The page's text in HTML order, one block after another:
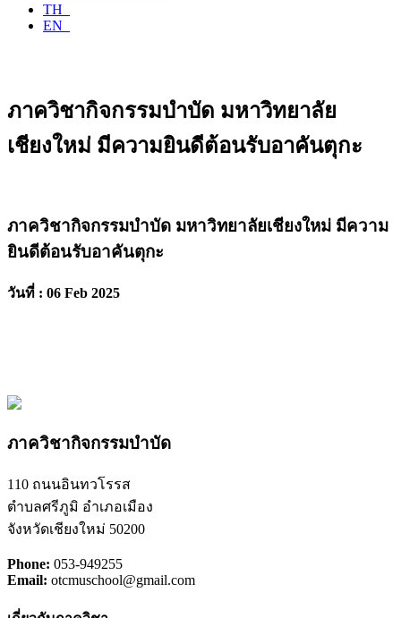
TH
EN
ภาควิชากิจกรรมบำบัด มหาวิทยาลัย
เชียงใหม่ มีความยินดีต้อนรับอาคันตุกะ
ภาควิชากิจกรรมบำบัด มหาวิทยาลัยเชียงใหม่ มีความ
ยินดีต้อนรับอาคันตุกะ
วันที่ : 06 Feb 2025
ภาควิชากิจกรรมบำบัด
110 ถนนอินทวโรรส
ตำบลศรีภูมิ อำเภอเมือง
จังหวัดเชียงใหม่ 50200
Phone: 053-949255
Email: otcmuschool@gmail.com